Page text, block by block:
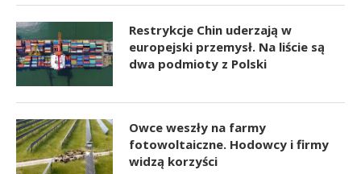
Restrykcje Chin uderzają w
europejski przemysł. Na liście są
dwa podmioty z Polski
Owce weszły na farmy
fotowoltaiczne. Hodowcy i firmy
widzą korzyści